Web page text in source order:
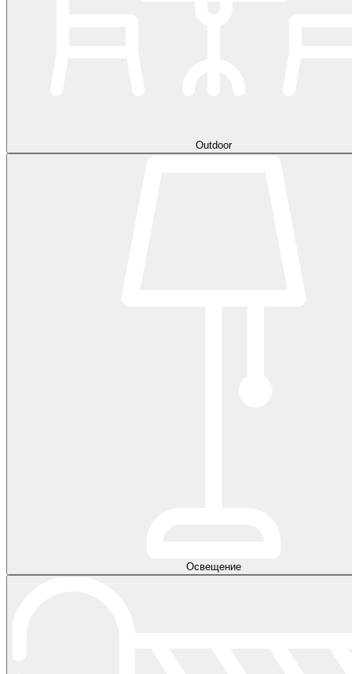
Outdoor
Освещение